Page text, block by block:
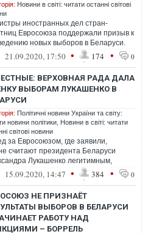
Новини в світі: читати останні світові
иностранных дел стран-
Евросоюза поддержали призыв к
новых выборов в Беларуси.
выборы должны пройти под эгидой
21.09.2020, 17:50 • 174 • 0
ВЕРХОВНАЯ РАДА ДАЛА
ВЫБОРАМ ЛУКАШЕНКО В
Політичні новини України та світу:
новини політики Новини в світі: читати
світові новини
за Евросоюзом, где заявили,
считают президента Беларуси
Лукашенко легитимным,
Рада Украины утвердила
в ко...
15.09.2020, 14:47 • 384 • 0
НЕ ПРИЗНАЁТ
ВЫБОРОВ В БЕЛАРУСИ
РАБОТУ НАД
– БОРРЕЛЬ